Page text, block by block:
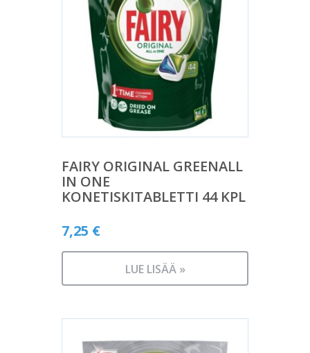
FAIRY ORIGINAL GREENALL
IN ONE
KONETISKITABLETTI 44 KPL
7,25 €
LUE LISÄÄ »